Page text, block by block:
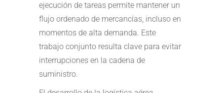
ejecución de tareas permite mantener un
flujo ordenado de mercancías, incluso en
momentos de alta demanda. Este
trabajo conjunto resulta clave para evitar
interrupciones en la cadena de
suministro.